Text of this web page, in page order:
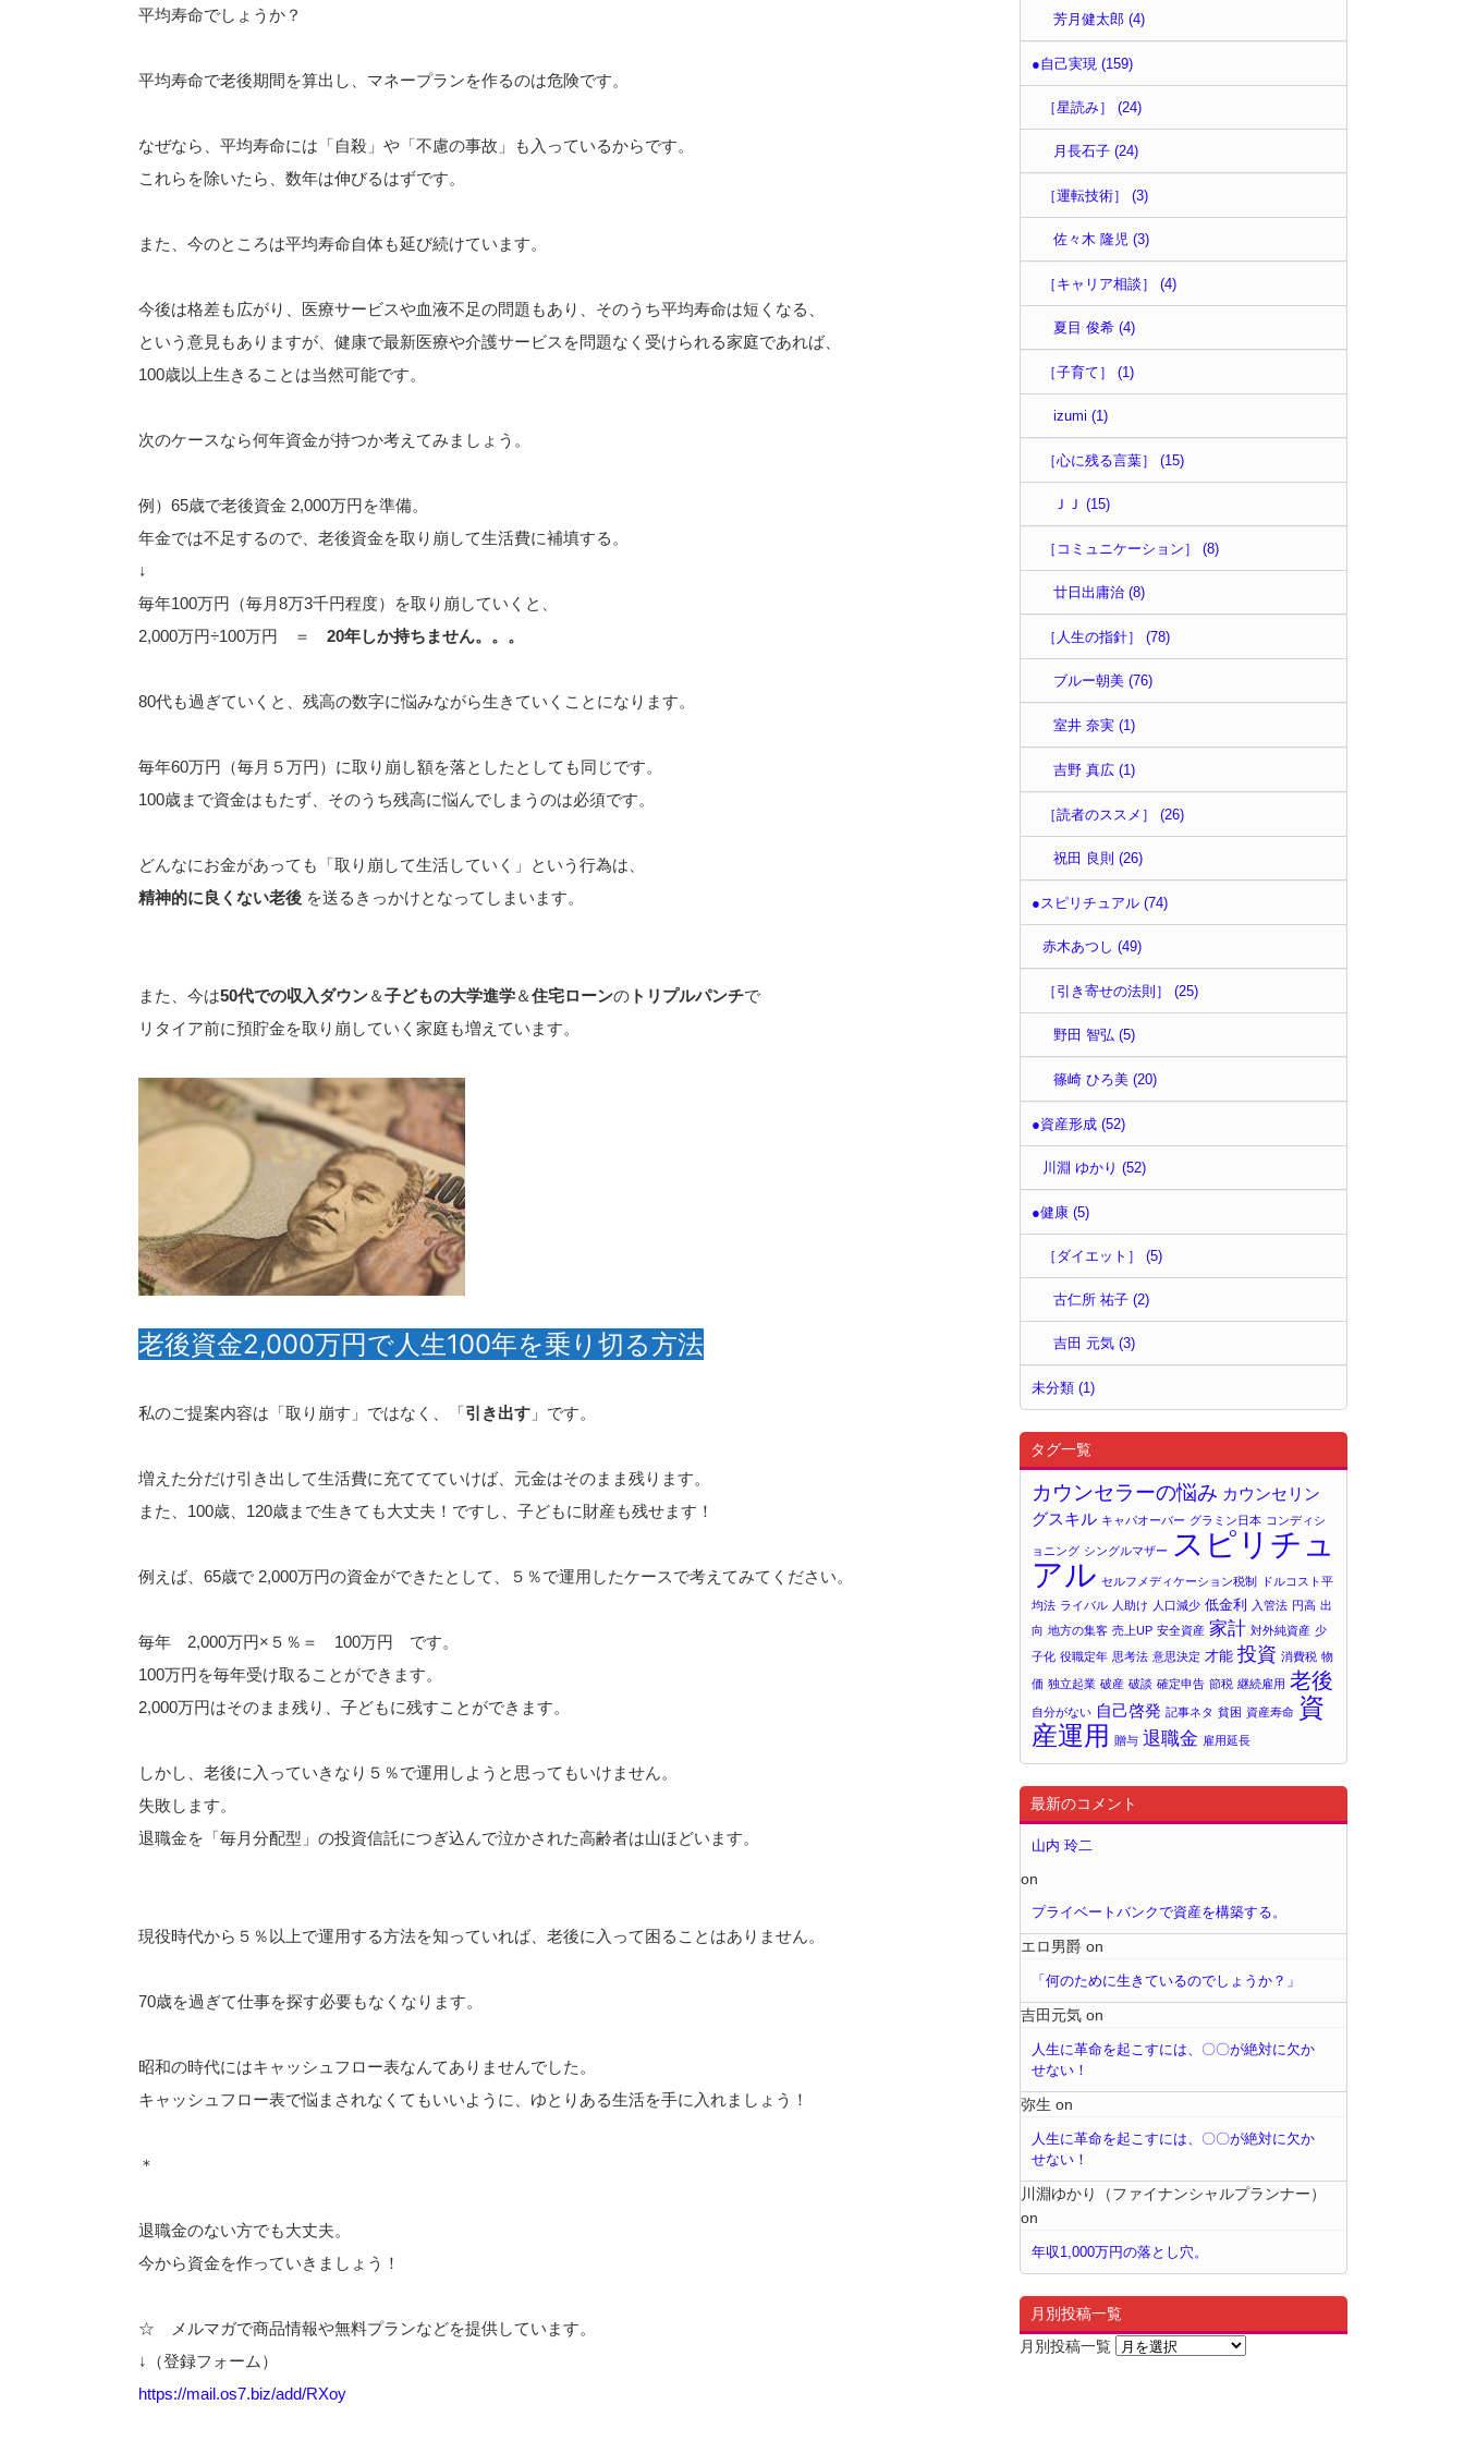
平均寿命でしょうか？
平均寿命で老後期間を算出し、マネープランを作るのは危険です。
なぜなら、平均寿命には「自殺」や「不慮の事故」も入っているからです。
これらを除いたら、数年は伸びるはずです。
また、今のところは平均寿命自体も延び続けています。
今後は格差も広がり、医療サービスや血液不足の問題もあり、そのうち平均寿命は短くなる、
という意見もありますが、健康で最新医療や介護サービスを問題なく受けられる家庭であれば、
100歳以上生きることは当然可能です。
次のケースなら何年資金が持つか考えてみましょう。
例）65歳で老後資金 2,000万円を準備。
年金では不足するので、老後資金を取り崩して生活費に補填する。
↓
毎年100万円（毎月8万3千円程度）を取り崩していくと、
2,000万円÷100万円 ＝ 20年しか持ちません。。。
80代も過ぎていくと、残高の数字に悩みながら生きていくことになります。
毎年60万円（毎月５万円）に取り崩し額を落としたとしても同じです。
100歳まで資金はもたず、そのうち残高に悩んでしまうのは必須です。
どんなにお金があっても「取り崩して生活していく」という行為は、
精神的に良くない老後 を送るきっかけとなってしまいます。
また、今は50代での収入ダウン＆子どもの大学進学＆住宅ローンの トリプルパンチで
リタイア前に預貯金を取り崩していく家庭も増えています。
老後資金2,000万円で人生100年を乗り切る方法
私のご提案内容は「取り崩す」ではなく、「引き出す 」です。
増えた分だけ引き出して生活費に充ててていけば、元金はそのまま残ります。
また、100歳、120歳まで生きても大丈夫！ですし、子どもに財産も残せます！
例えば、65歳で 2,000万円の資金ができたとして、５％で運用したケースで考えてみてください。
毎年 2,000万円×５％＝ 100万円 です。
100万円を毎年受け取ることができます。
2,000万円はそのまま残り、子どもに残すことができます。
しかし、老後に入っていきなり５％で運用しようと思ってもいけません。
失敗します。
退職金を「毎月分配型」の投資信託につぎ込んで泣かされた高齢者は山ほどいます。
現役時代から５％以上で運用する方法を知っていれば、老後に入って困ることはありません。
70歳を過ぎて仕事を探す必要もなくなります。
昭和の時代にはキャッシュフロー表なんてありませんでした。
キャッシュフロー表で悩まされなくてもいいように、ゆとりある生活を手に入れましょう！
＊
退職金のない方でも大丈夫。
今から資金を作っていきましょう！
☆ メルマガで商品情報や無料プランなどを提供しています。
↓（登録フォーム）
https://mail.os7.biz/add/RXoy
芳月健太郎 (4)
●自己実現 (159)
［星読み］ (24)
月長石子 (24)
［運転技術］ (3)
佐々木 隆児 (3)
［キャリア相談］ (4)
夏目 俊希 (4)
［子育て］ (1)
izumi (1)
［心に残る言葉］ (15)
ＪＪ (15)
［コミュニケーション］ (8)
廿日出庸治 (8)
［人生の指針］ (78)
ブルー朝美 (76)
室井 奈実 (1)
吉野 真広 (1)
［読者のススメ］ (26)
祝田 良則 (26)
●スピリチュアル (74)
赤木あつし (49)
［引き寄せの法則］ (25)
野田 智弘 (5)
篠崎 ひろ美 (20)
●資産形成 (52)
川淵 ゆかり (52)
●健康 (5)
［ダイエット］ (5)
古仁所 祐子 (2)
吉田 元気 (3)
未分類 (1)
タグ一覧
カウンセラーの悩み カウンセリン
グスキル キャパオーバー グラミン日本 コンディシ
ョニング シングルマザー
スピリチュ
アル セルフメディケーション税制
ドルコスト平
均法 ライバル 人助け 人口減少 低金利 入管法 円高 出
向 地方の集客 売上UP 安全資産 家計 対外純資産 少
子化 役職定年 思考法 意思決定 才能 投資 消費税 物
価 独立起業 破産 破談 確定申告 節税 継続雇用 老後
自分がない 自己啓発 記事ネタ 貧困 資産寿命 資
産運用
贈与 退職金 雇用延長
最新のコメント
山内 玲二
on
プライベートバンクで資産を構築する。
エロ男爵 on
「何のために生きているのでしょうか？」
吉田元気 on
人生に革命を起こすには、〇〇が絶対に欠か
せない！
弥生 on
人生に革命を起こすには、〇〇が絶対に欠か
せない！
川淵ゆかり（ファイナンシャルプランナー）
on
年収1,000万円の落とし穴。
月別投稿一覧
月別投稿一覧